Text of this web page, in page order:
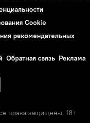
Cookie
рекомендательных
Обратная связь Реклама
права защищены. 18+